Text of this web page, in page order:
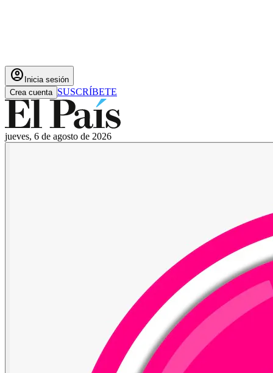
account_circle Inicia sesión
Crea cuenta SUSCRÍBETE
jueves, 6 de agosto de 2026